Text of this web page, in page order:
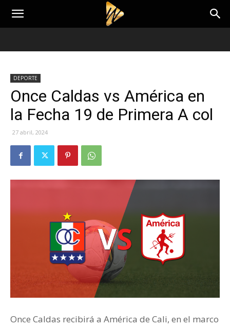
DEPORTE
Once Caldas vs América en
la Fecha 19 de Primera A col
27 abril, 2024
Once Caldas recibirá a América de Cali, en el marco